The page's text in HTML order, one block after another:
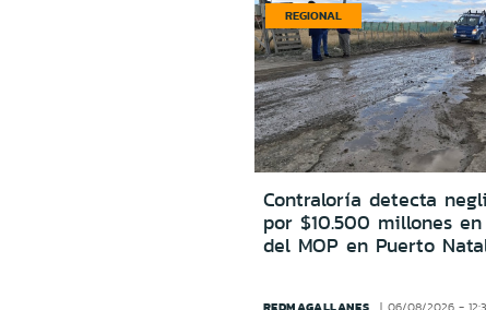
REGIONAL
Contraloría detecta
por $10.500 millones
del MOP en Puerto
REDMAGALLANES